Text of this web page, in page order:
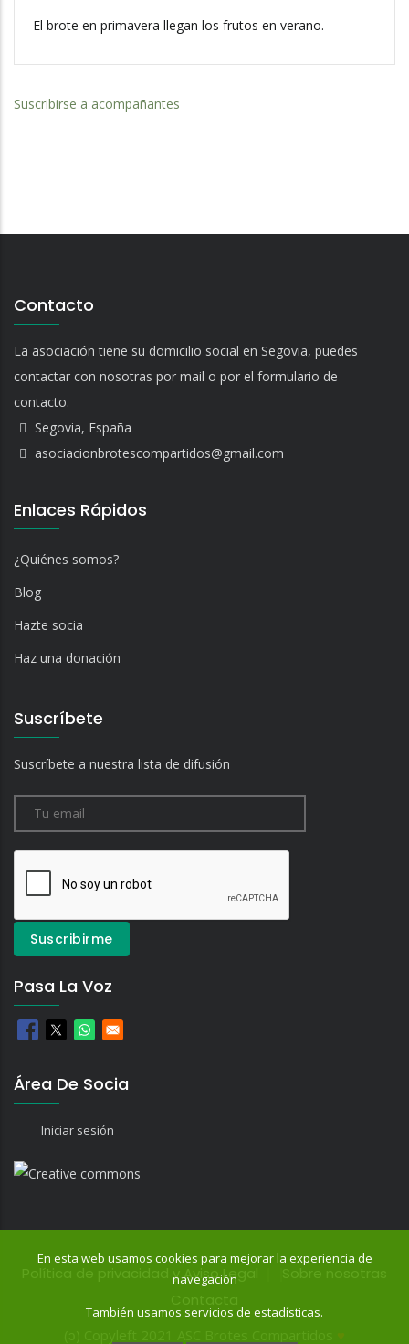
El brote en primavera llegan los frutos en verano.
Suscribirse a acompañantes
Contacto
La asociación tiene su domicilio social en Segovia, puedes
contactar con nosotras por mail o por el formulario de
contacto.
Segovia, España
asociacionbrotescompartidos@gmail.com
Enlaces Rápidos
¿Quiénes somos?
Blog
Hazte socia
Haz una donación
Suscríbete
Suscríbete a nuestra lista de difusión
Pasa La Voz
Área De Socia
Iniciar sesión
Política de privacidad y Aviso Legal
En esta web usamos cookies para mejorar la experiencia de
navegación
También usamos servicios de estadísticas.